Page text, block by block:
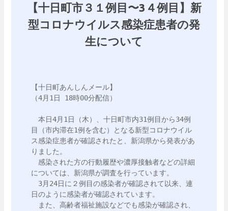
【十日町市３１例目〜3４例目】新
型コロナウイルス感染症患者の発
生について
【十日町あんしんメール】
（4月1日 18時00分配信）
本日4月1日（木）、十日町市内31例目から34例
目（市内滞在1例を含む）となる新型コロナウイル
ス感染症患者が確認されたと、新潟県から発表があ
りました。
感染された方の行動履歴や濃厚接触者などの詳細
については、新潟県が調査を行っています。
3月24日に２例目の感染者が確認されて以来、連
日のように感染者が確認されています。
また、高齢者福祉施設などでも感染が確認され、